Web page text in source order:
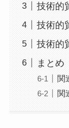
技術的
技術的
技術的
まとめ
関
関